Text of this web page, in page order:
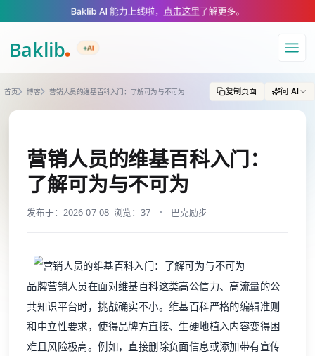
A Markdown version of this page is available at https://
Baklib AI 能力上线啦， 点击这里了解更多。
+AI
导航
首页 博客 营销人员的维基百科入门：了解可为与不可为 复制页面 问 AI
营销人员的维基百科入门：
了解可为与不可为
发布于：2026-07-08 浏览：37 巴克励步
品牌营销人员在面对维基百科这类高公信力、高流量的公
共知识平台时，挑战确实不小。维基百科严格的编辑准则
和中立性要求，使得品牌方直接、生硬地植入内容变得困
难且风险极高。例如，直接删除负面信息或添加带有宣传